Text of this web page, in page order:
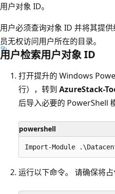
用户对象 ID。
用户必须查询对象 ID 并将其提
员无权访问用户所在的目录。
用户检索用户对象 ID
打开提升的 Windows
行），转到 AzureStack-
后导入必要的 PowerShell
powershell
运行以下命令。 请确保将